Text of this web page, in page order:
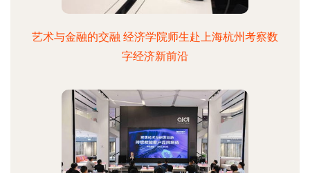
艺术与金融的交融 经济学院师生赴上海杭州考察数
字经济新前沿